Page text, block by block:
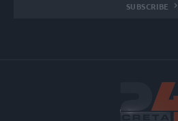
SUBSCRIBE